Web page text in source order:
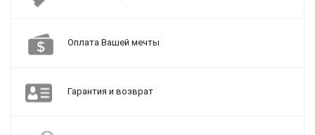
Оплата Вашей мечты
Гарантия и возврат